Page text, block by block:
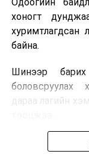
Одоогийн
хоногт
хуримтлагдсан
байна.
Шинээр
боловсруулах
дараа лагийн
Төслийн